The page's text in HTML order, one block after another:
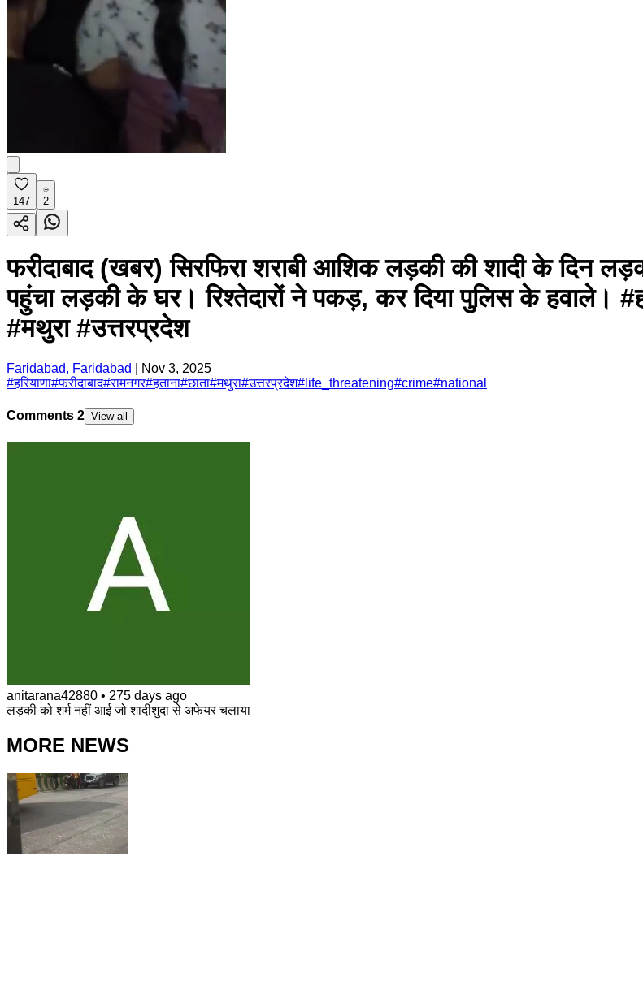
147 2
फरीदाबाद (खबर) सिरफिरा शराबी आशिक लड़की की शादी के दिन
पहुंचा लड़की के घर। रिश्तेदारों ने पकड़, कर दिया पुलिस के हवाले।
#मथुरा #उत्तरप्रदेश
Faridabad, Faridabad
Nov 3, 2025
#हरियाणा#फरीदाबाद#रामनगर#हताना#छाता#मथुरा#उत्तरप्रदेश# life_threatening#crime#national
Comments 2 View all
anitarana42880 • 275 days ago
लड़की को शर्म नहीं आई जो शादीशुदा से अफेयर चलाया
MORE NEWS